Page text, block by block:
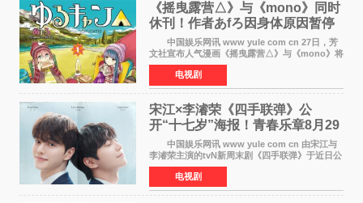
《摇曳露营△》与《mono》同时
休刊！作者あfろ因身体原因暂停
双连载
中国娱乐网讯 www yule com cn 27日，芳
文社宣布人气漫画《摇曳露营△》与《mono》将
暂停连载一段时间，原因是漫画家あfろ身体状况
不佳。 编辑部表示：一直承蒙各位对
《mono》的喜爱，
电视剧
宋江×李濬荣《四手联弹》公
开“十七岁”海报！青春乐章8月29
日奏响
中国娱乐网讯 www yule com cn 由宋江与
李濬荣主演的tvN新周末剧《四手联弹》于近日公
开十七岁版海报，以充满青春气息的画面再度点
燃观众期待。 海报中，宋江与李濬荣并肩站
在音乐教室的
电视剧